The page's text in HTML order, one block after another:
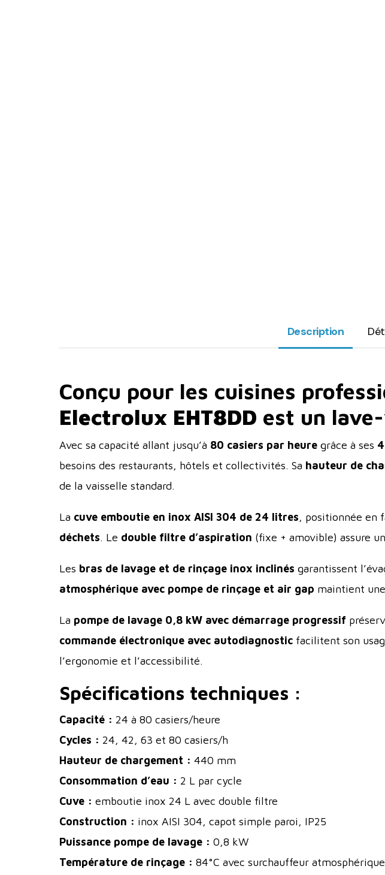
Description
Conçu pour les cuisines
Electrolux EHT8DD est un
Avec sa capacité allant jusqu’à 80 casiers par heure grâce à ses
besoins des restaurants, hôtels et collectivités. Sa hauteur de
de la vaisselle standard.
La cuve emboutie en inox AISI 304 de 24 litres, positionnée en
déchets. Le double filtre d’aspiration (fixe + amovible) assure
Les bras de lavage et de rinçage inox inclinés garantissent
atmosphérique avec pompe de rinçage et air gap maintient
La pompe de lavage 0,8 kW avec démarrage progressif
commande électronique avec autodiagnostic facilitent son
l’ergonomie et l’accessibilité.
Spécifications techniques :
Capacité : 24 à 80 casiers/heure
Cycles : 24, 42, 63 et 80 casiers/h
Hauteur de chargement : 440 mm
Consommation d’eau : 2 L par cycle
Cuve : emboutie inox 24 L avec double filtre
Construction : inox AISI 304, capot simple paroi, IP25
Puissance pompe de lavage : 0,8 kW
Température de rinçage : 84°C avec surchauffeur atmosphérique